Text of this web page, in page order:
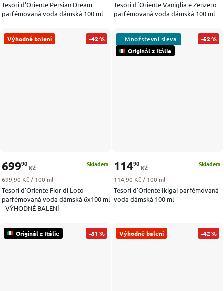
Tesori d'Oriente Persian Dream
parfémovaná voda dámská 100 ml
Tesori d´Oriente Vaniglia e Zenzero
parfémovaná voda dámská 100 ml
Výhodné balení –42 %
Tesori d'Oriente Fior di Loto
parfémovaná voda dámská 6x100 ml
- VÝHODNÉ BALENÍ
Skladem
69990
Kč
Měrná cena:
699,90 Kč / 100 ml
Originál z Itálie
–52 %
Tesori d'Oriente Ikigai parfémovaná
voda dámská 100 ml
Skladem
11490
Kč
Měrná cena:
114,90 Kč / 100 ml
Originál z Itálie –51 % Výhodné balení –42 %